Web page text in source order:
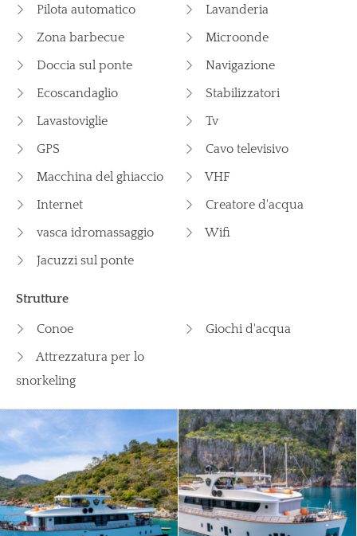
Pilota automatico
Zona barbecue
Doccia sul ponte
Ecoscandaglio
Lavastoviglie
GPS
Macchina del ghiaccio
Internet
vasca idromassaggio
Jacuzzi sul ponte
Lavanderia
Microonde
Navigazione
Stabilizzatori
Tv
Cavo televisivo
VHF
Creatore d'acqua
Wifi
Strutture
Conoe
Attrezzatura per lo
snorkeling
Giochi d'acqua